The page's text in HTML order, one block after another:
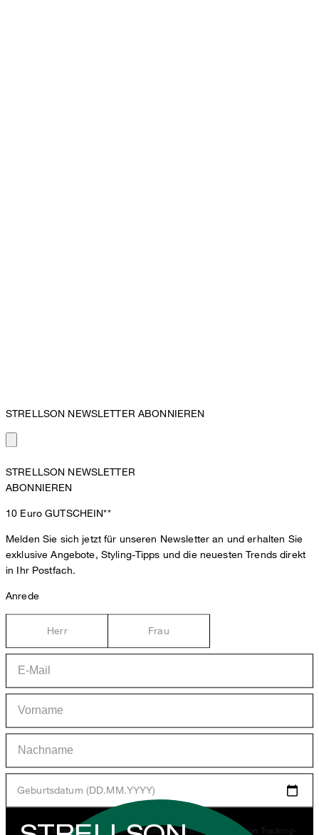
STRELLSON NEWSLETTER ABONNIEREN
STRELLSON NEWSLETTER
ABONNIEREN
10 EuroGUTSCHEIN**
Melden Sie sich jetzt für unseren Newsletter an und erhalten Sie
exklusive Angebote, Styling-Tipps und die neuesten Trends direkt
in Ihr Postfach.
Anrede
Herr Frau
Geburtsdatum (DD.MM.YYYY)
*Ich stimme der Erhebung, Verarbeitung und Nutzung von Tracking-